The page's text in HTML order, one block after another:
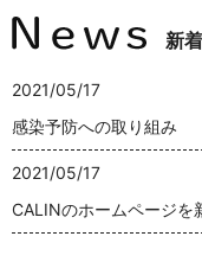
新
2021/05/17
感染予防への取り組み
2021/05/17
CALINのホームページを